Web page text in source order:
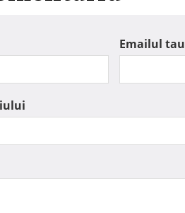
Emailul tau